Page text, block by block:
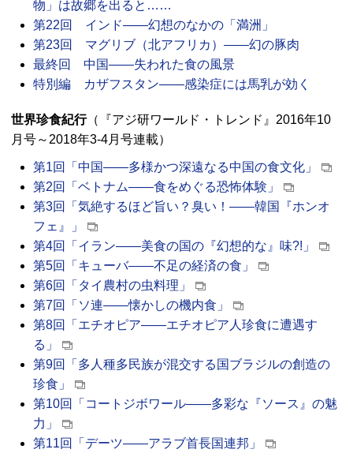
物」は故郷を出ると……
第22回 インド――幻想のなかの「満洲」
第23回 マグリブ（北アフリカ）――幻の豚肉
最終回 中国――失われた食の風景
特別編 カザフスタン――感染症には馬乳が効く
世界珍食紀行（『アジ研ワールド・トレンド』2016年10
月号～2018年3-4月号連載）
第1回「中国――多様かつ深遠なる中国の食文化」
第2回「ベトナム――食をめぐる恐怖体験」
第3回「気絶するほど旨い？臭い！――韓国『ホンオ
フェ』」
第4回「イラン――美食の国の『幻想的な』味?!」
第5回「キューバ――不足の経済の食」
第6回「タイ農村の虫料理」
第7回「ソ連――懐かしの機内食」
第8回「エチオピア――エチオピア人珍食に遭遇す
る」
第9回「多人種多民族が混交する国ブラジルの創造の
珍食」
第10回「コートジボワール――多彩な『ソース』の魅
力」
第11回「デーツ――アラブ首長国連邦」